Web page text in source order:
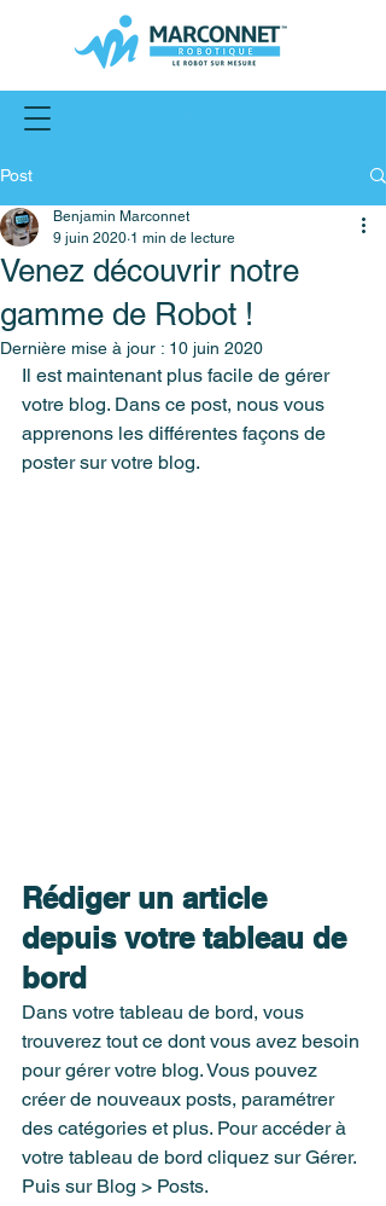
Post
Venez découvrir notre
gamme de Robot !
Benjamin Marconnet
9 juin 2020 1 min de lecture
Dernière mise à jour : 10 juin 2020
Il est maintenant plus facile de gérer
votre blog. Dans ce post, nous vous
apprenons les différentes façons de
poster sur votre blog.
Rédiger un article
depuis votre tableau de
bord
Dans votre tableau de bord, vous
trouverez tout ce dont vous avez besoin
pour gérer votre blog. Vous pouvez
créer de nouveaux posts, paramétrer
des catégories et plus. Pour accéder à
votre tableau de bord cliquez sur Gérer.
Puis sur Blog > Posts.